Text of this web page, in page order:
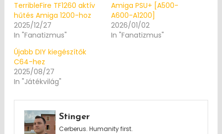
TerribleFire TF1260 aktív
hűtés Amiga 1200-hoz
2025/12/27
In "Fanatizmus"
Amiga PSU+ [A500-
A600-A1200]
2026/01/02
In "Fanatizmus"
Újabb DIY kiegészítők
C64-hez
2025/08/27
In "Játékvilág"
Stinger
Cerberus. Humanity first.